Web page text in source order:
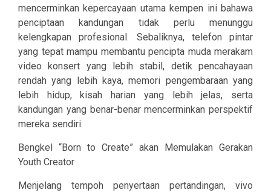
mencerminkan kepercayaan utama kempen ini bahawa
penciptaan kandungan tidak perlu menunggu
kelengkapan profesional. Sebaliknya, telefon pintar
yang tepat mampu membantu pencipta muda merakam
video konsert yang lebih stabil, detik pencahayaan
rendah yang lebih kaya, memori pengembaraan yang
lebih hidup, kisah harian yang lebih jelas, serta
kandungan yang benar-benar mencerminkan perspektif
mereka sendiri.
Bengkel “Born to Create” akan Memulakan Gerakan
Youth Creator
Menjelang tempoh penyertaan pertandingan, vivo